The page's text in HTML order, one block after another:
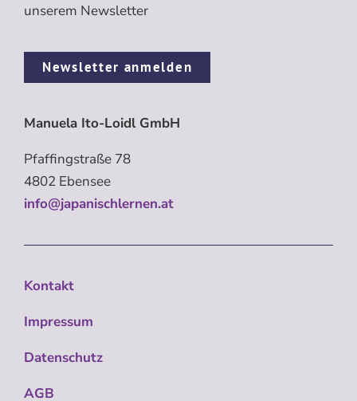
unserem Newsletter
Newsletter anmelden
Manuela Ito-Loidl GmbH
Pfaffingstraße 78
4802 Ebensee
info@japanischlernen.at
Kontakt
Impressum
Datenschutz
AGB